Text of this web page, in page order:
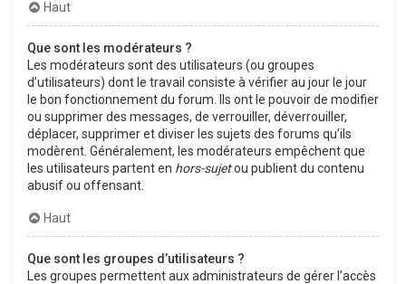
Haut
Que sont les modérateurs ?
Les modérateurs sont des utilisateurs (ou groupes
d’utilisateurs) dont le travail consiste à vérifier au jour le jour
le bon fonctionnement du forum. Ils ont le pouvoir de modifier
ou supprimer des messages, de verrouiller, déverrouiller,
déplacer, supprimer et diviser les sujets des forums qu’ils
modèrent. Généralement, les modérateurs empêchent que
les utilisateurs partent en hors-sujetou publient du contenu
abusif ou offensant.
Haut
Que sont les groupes d’utilisateurs ?
Les groupes permettent aux administrateurs de gérer l’accès